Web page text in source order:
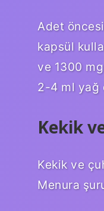
Adet
kapsül
ve 1300
2-4 ml yağ
Kekik
Kekik ve
Menura